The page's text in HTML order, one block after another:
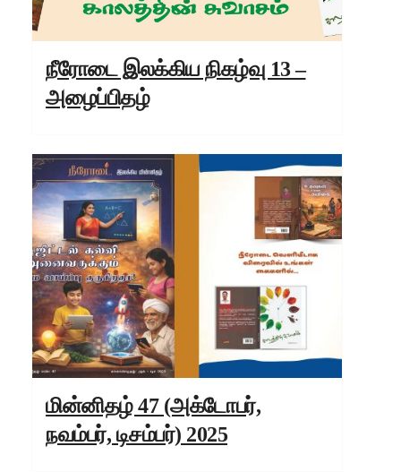
நீரோடை இலக்கிய நிகழ்வு 13 –
அழைப்பிதழ்
மின்னிதழ் 47 (அக்டோபர்,
நவம்பர், டிசம்பர்) 2025